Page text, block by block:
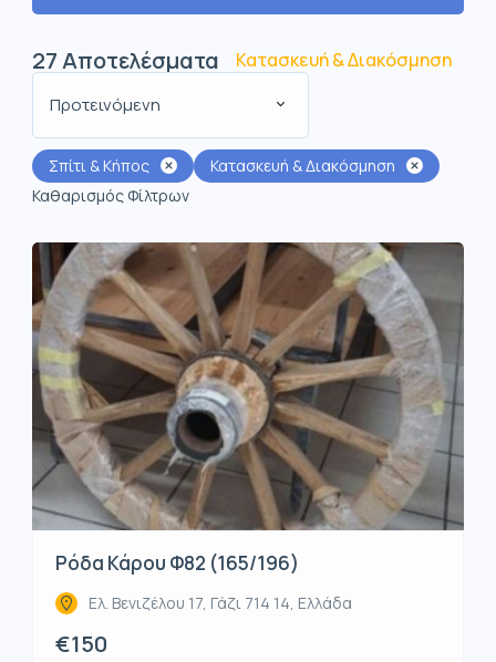
27Αποτελέσματα Κατασκευή & Διακόσμηση
Προτεινόμενη
Σπίτι & Κήπος
Κατασκευή & Διακόσμηση
Καθαρισμός Φίλτρων
Ρόδα Κάρου Φ82 (165/196)
Ελ. Βενιζέλου 17, Γάζι 714 14, Ελλάδα
€150